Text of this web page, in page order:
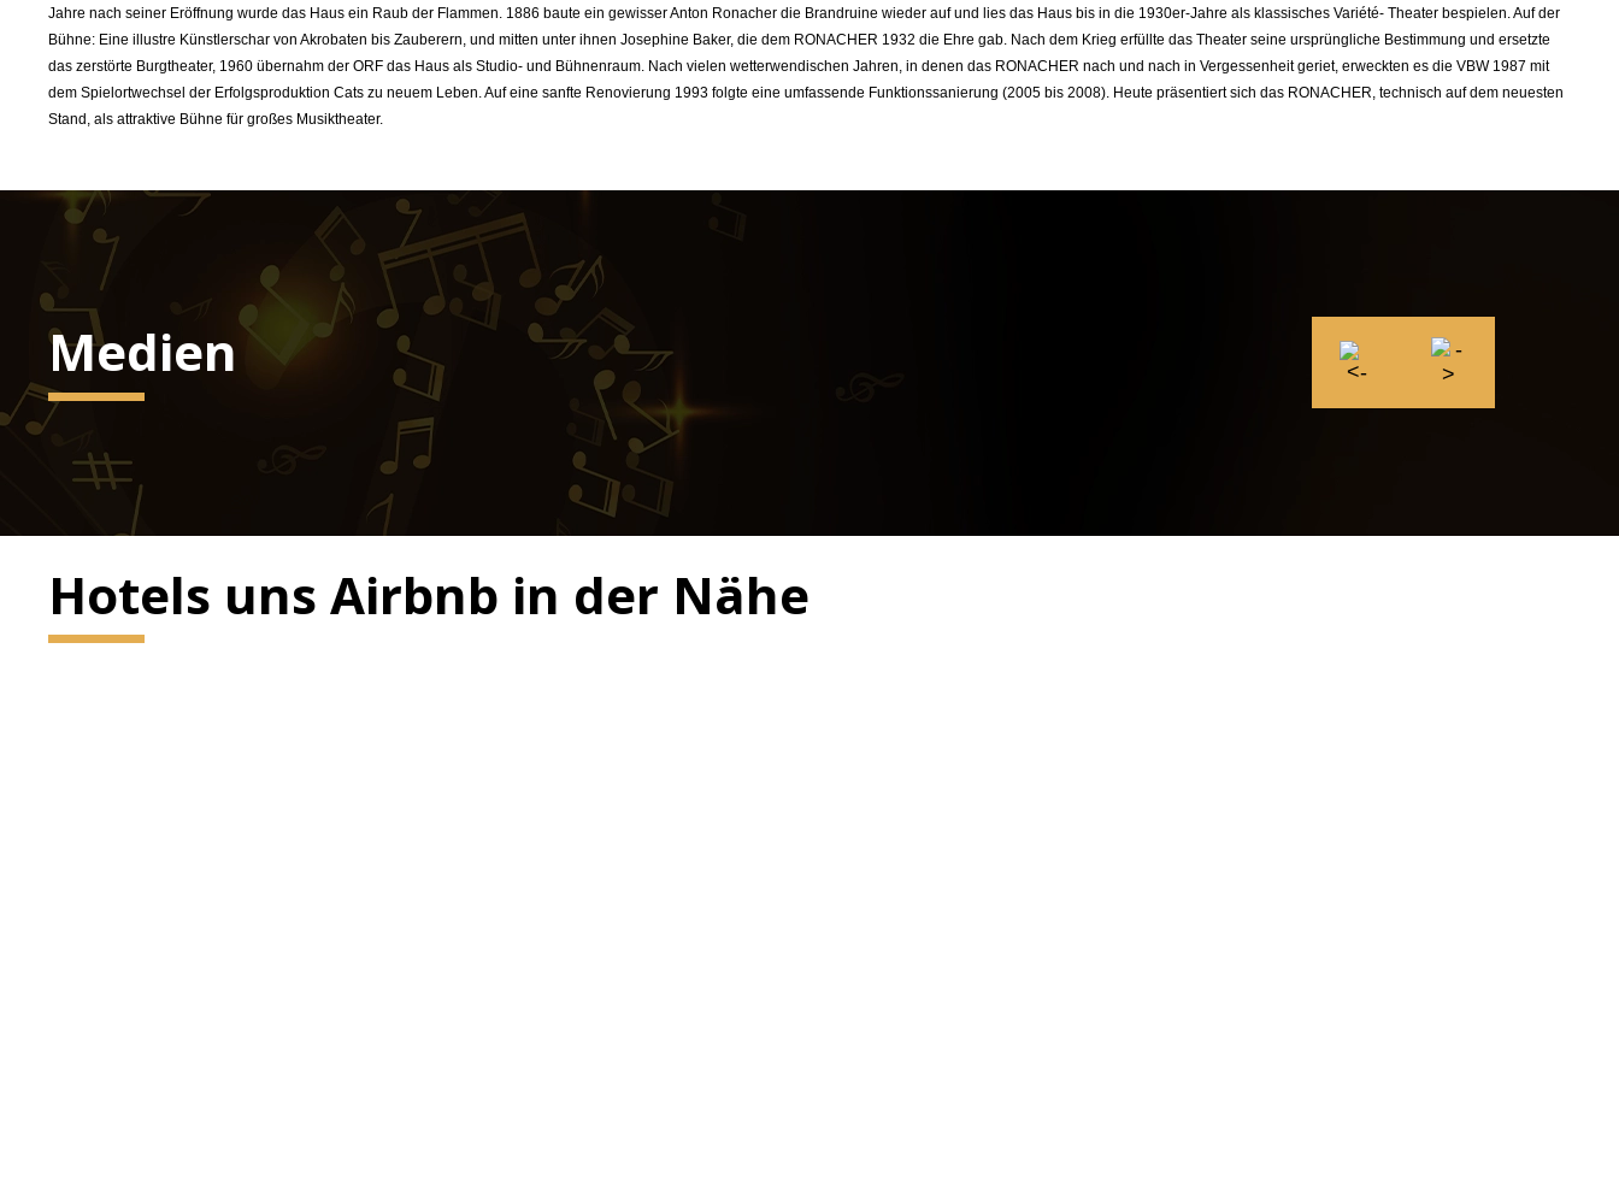
Jahre nach seiner Eröffnung wurde das Haus ein Raub der Flammen. 1886 baute ein gewisser Anton Ronacher die Brandruine wieder auf und lies das Haus bis in die 1930er-Jahre als klassisches Variété- Theater bespielen. Auf der
Bühne: Eine illustre Künstlerschar von Akrobaten bis Zauberern, und mitten unter ihnen Josephine Baker, die dem RONACHER 1932 die Ehre gab. Nach dem Krieg erfüllte das Theater seine ursprüngliche Bestimmung und ersetzte
das zerstörte Burgtheater, 1960 übernahm der ORF das Haus als Studio- und Bühnenraum. Nach vielen wetterwendischen Jahren, in denen das RONACHER nach und nach in Vergessenheit geriet, erweckten es die VBW 1987 mit
dem Spielortwechsel der Erfolgsproduktion Cats zu neuem Leben. Auf eine sanfte Renovierung 1993 folgte eine umfassende Funktionssanierung (2005 bis 2008). Heute präsentiert sich das RONACHER, technisch auf dem neuesten
Stand, als attraktive Bühne für großes Musiktheater.
Medien
Hotels uns Airbnb in der Nähe